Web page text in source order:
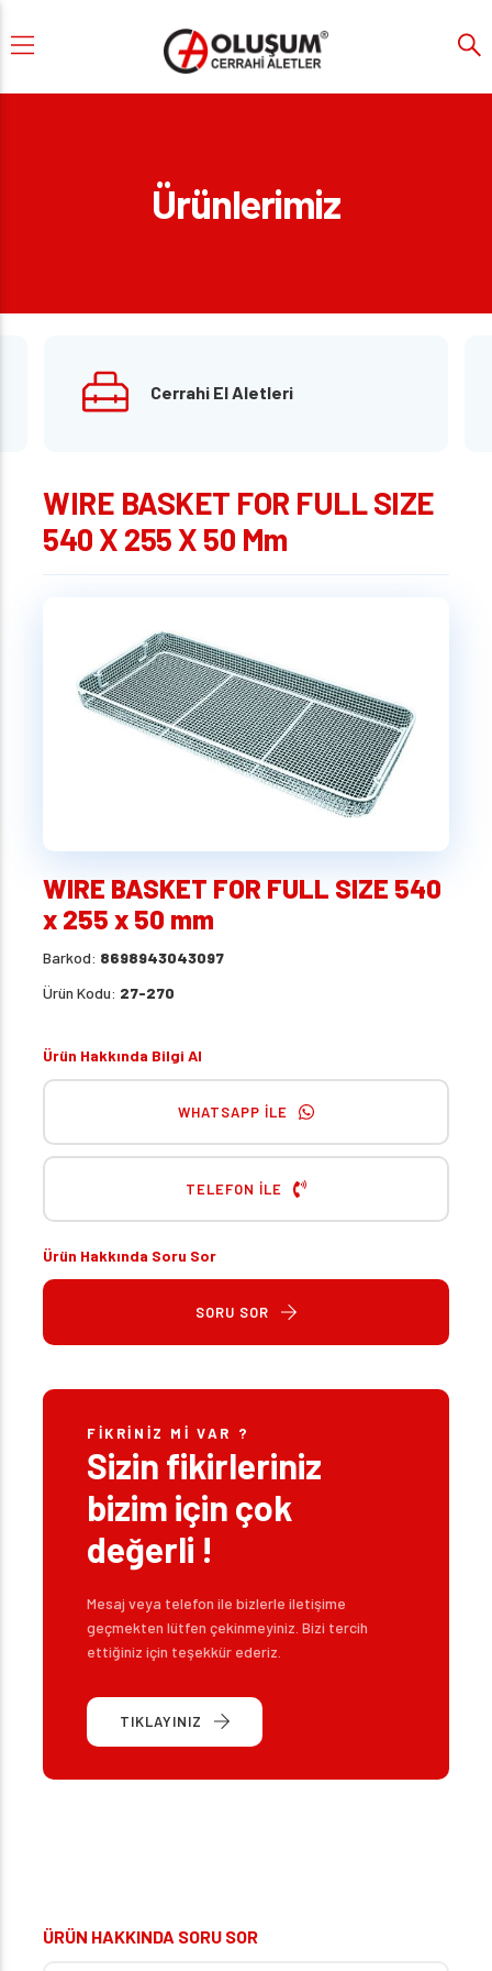
Ürünlerimiz
Cerrahi El Aletleri
WIRE BASKET FOR FULL SIZE
540 X 255 X 50 Mm
WIRE BASKET FOR FULL SIZE 540
x 255 x 50 mm
Barkod: 8698943043097
Ürün Kodu: 27-270
Ürün Hakkında Bilgi Al
WHATSAPP İLE
TELEFON İLE
Ürün Hakkında Soru Sor
SORU SOR
FIKRINIZ MI VAR ?
Sizin fikirleriniz
bizim için çok
değerli !
Mesaj veya telefon ile bizlerle iletişime
geçmekten lütfen çekinmeyiniz. Bizi tercih
ettiğiniz için teşekkür ederiz.
TIKLAYINIZ
ÜRÜN HAKKINDA SORU SOR